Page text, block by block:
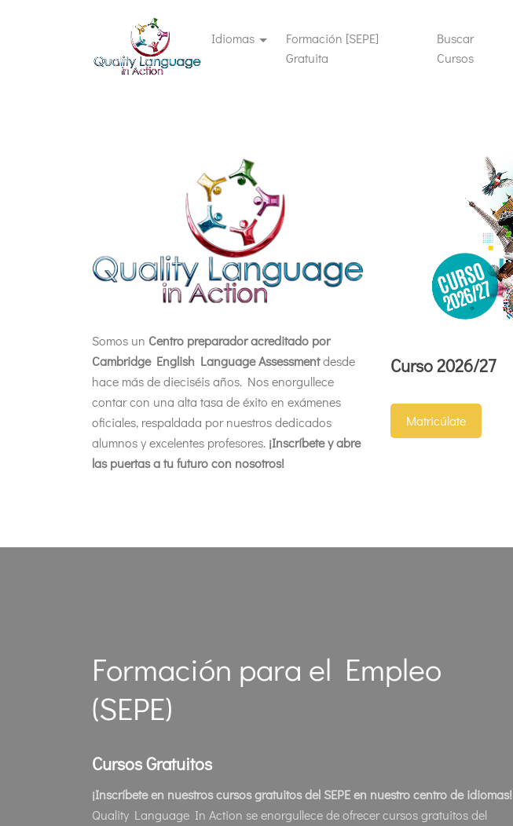
Idiomas
Formación [SEPE]
Gratuita(current)
Buscar
Cursos
Somos un Centro preparador acreditado por
Cambridge English Language Assessmentdesde
hace más de dieciséis años. Nos enorgullece
contar con una alta tasa de éxito en exámenes
oficiales, respaldada por nuestros dedicados
alumnos y excelentes profesores. ¡Inscríbete y abre
las puertas a tu futuro con nosotros!
Curso 2026/27
Matricúlate
Formación para el Empleo
(SEPE)
Cursos Gratuitos
¡Inscríbete en nuestros cursos gratuitos del SEPE en nuestro centro de idiomas!
Quality Language In Action se enorgullece de ofrecer cursos gratuitos del